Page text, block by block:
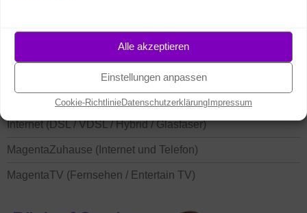
Alle akzeptieren
Einstellungen anpassen
Cookie-RichtlinieDatenschutzerklärungImpressum
TELEKOM FESTNETZ TARIFE
Internet (DSL / VDSL / Hybrid / Glasfaser)
MagentaZuhause (Internet und Telefon)
MagentaTV (Fernsehen / Entertain TV)